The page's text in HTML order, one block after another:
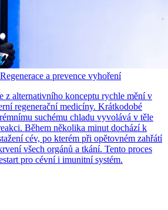
a prevence vyhoření
z alternativního konceptu rychle mění v
regenerační medicíny. Krátkodobé
suchému chladu vyvolává v těle
Během několika minut dochází k
cév, po kterém při opětovném zahřátí
všech orgánů a tkání. Tento proces
pro cévní i imunitní systém.